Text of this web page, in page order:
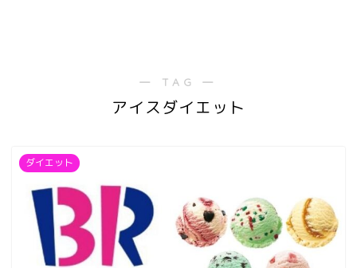
― TAG ―
アイスダイエット
ダイエット